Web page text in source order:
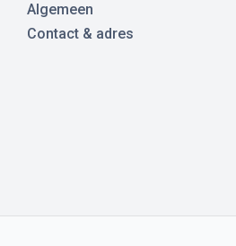
Algemeen
Contact & adres